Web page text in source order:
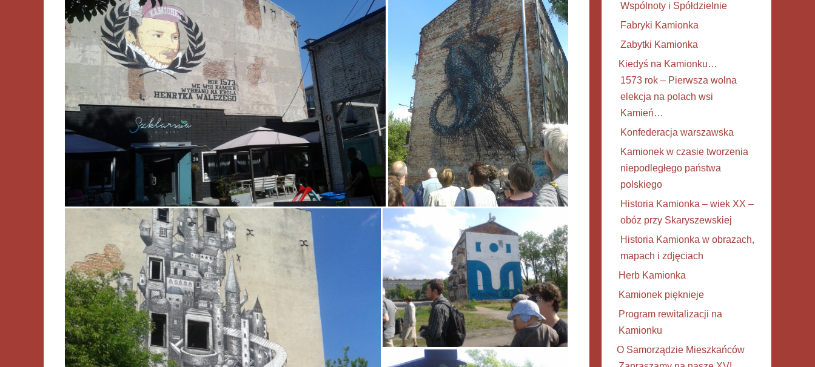
Wspólnoty i Spółdzielnie
Fabryki Kamionka
Zabytki Kamionka
Kiedyś na Kamionku…
1573 rok – Pierwsza wolna
elekcja na polach wsi
Kamień…
Konfederacja warszawska
Kamionek w czasie tworzenia
niepodległego państwa
polskiego
Historia Kamionka – wiek XX –
obóz przy Skaryszewskiej
Historia Kamionka w obrazach,
mapach i zdjęciach
Herb Kamionka
Kamionek pięknieje
Program rewitalizacji na
Kamionku
O Samorządzie Mieszkańców